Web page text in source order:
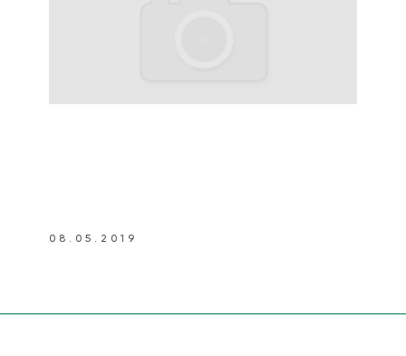
08.05.2019